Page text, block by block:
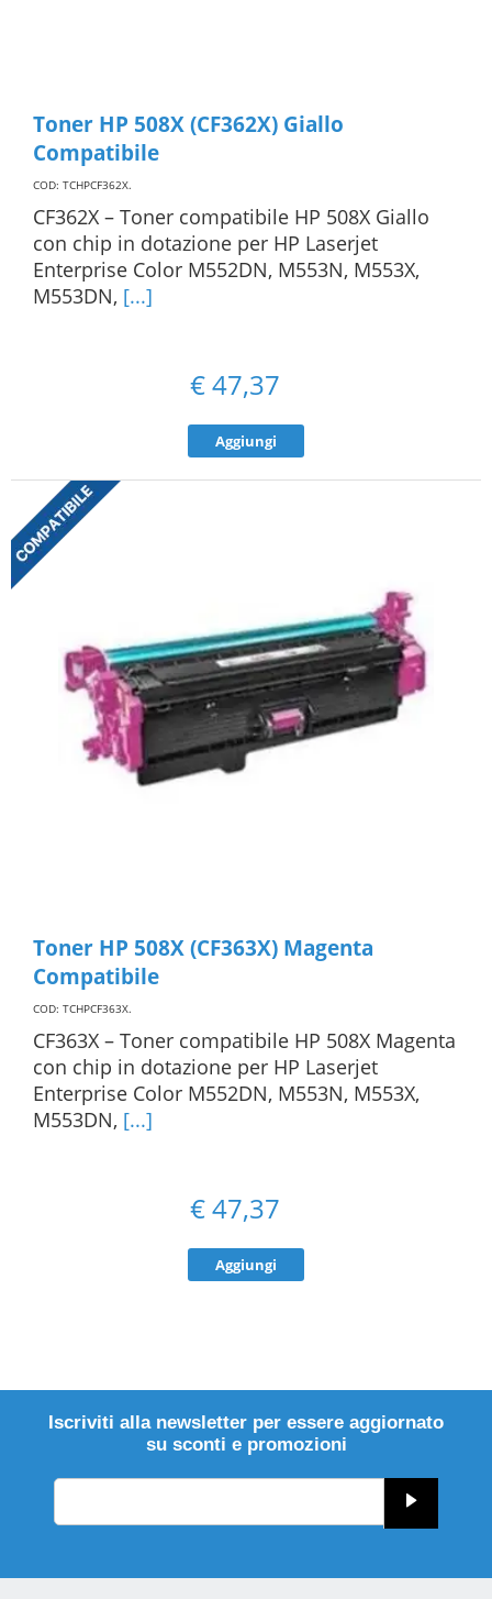
Toner HP 508X (CF362X) Giallo
Compatibile
COD: TCHPCF362X.
CF362X – Toner compatibile HP 508X Giallo
con chip in dotazione per HP Laserjet
Enterprise Color M552DN, M553N, M553X,
M553DN, [...]
€47,37
Aggiungi
Toner HP 508X (CF363X) Magenta
Compatibile
COD: TCHPCF363X.
CF363X – Toner compatibile HP 508X Magenta
con chip in dotazione per HP Laserjet
Enterprise Color M552DN, M553N, M553X,
M553DN, [...]
€47,37
Aggiungi
Iscriviti alla newsletter per essere aggiornato
su sconti e promozioni